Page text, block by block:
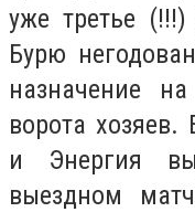
уже третье
Бурю
назначение
ворота хозяев.
и Энергия
выездном